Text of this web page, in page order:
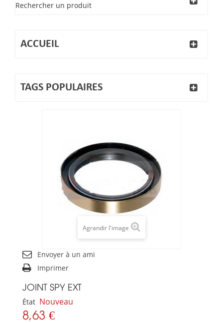
Rechercher un produit
ACCUEIL
TAGS POPULAIRES
Agrandir l'image
Envoyer à un ami
Imprimer
JOINT SPY EXT
État Nouveau
8,63 €